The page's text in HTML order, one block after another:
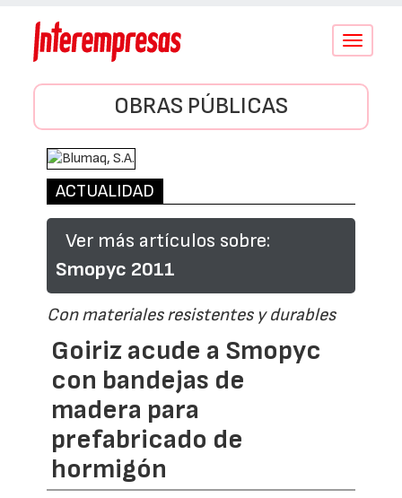
Conmutar
OBRAS PÚBLICAS
ACTUALIDAD
Ver más artículos sobre:
Smopyc 2011
Con materiales resistentes y durables
Goiriz acude a Smopyc
con bandejas de
madera para
prefabricado de
hormigón